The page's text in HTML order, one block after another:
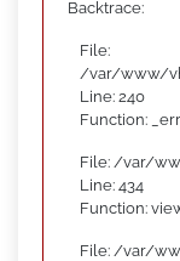
Backtrace:
File:
/var/www/
Line: 240
Function:
File: /var/
Line: 434
Function:
File: /var/